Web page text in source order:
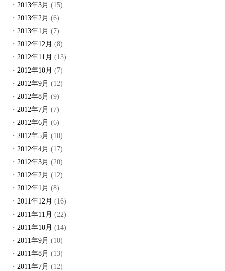
2013年3月 (15)
2013年2月 (6)
2013年1月 (7)
2012年12月 (8)
2012年11月 (13)
2012年10月 (7)
2012年9月 (12)
2012年8月 (9)
2012年7月 (7)
2012年6月 (6)
2012年5月 (10)
2012年4月 (17)
2012年3月 (20)
2012年2月 (12)
2012年1月 (8)
2011年12月 (16)
2011年11月 (22)
2011年10月 (14)
2011年9月 (10)
2011年8月 (13)
2011年7月 (12)